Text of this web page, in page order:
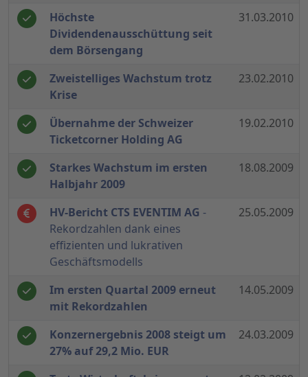
Höchste
Dividendenausschüttung seit
dem Börsengang
31.03.2010
Zweistelliges Wachstum trotz
Krise
23.02.2010
Übernahme der Schweizer
Ticketcorner Holding AG
19.02.2010
Starkes Wachstum im ersten
Halbjahr 2009
18.08.2009
HV-Bericht CTS EVENTIM AG -
Rekordzahlen dank eines
effizienten und lukrativen
Geschäftsmodells
25.05.2009
Im ersten Quartal 2009 erneut
mit Rekordzahlen
14.05.2009
Konzernergebnis 2008 steigt um
27% auf 29,2 Mio. EUR
24.03.2009